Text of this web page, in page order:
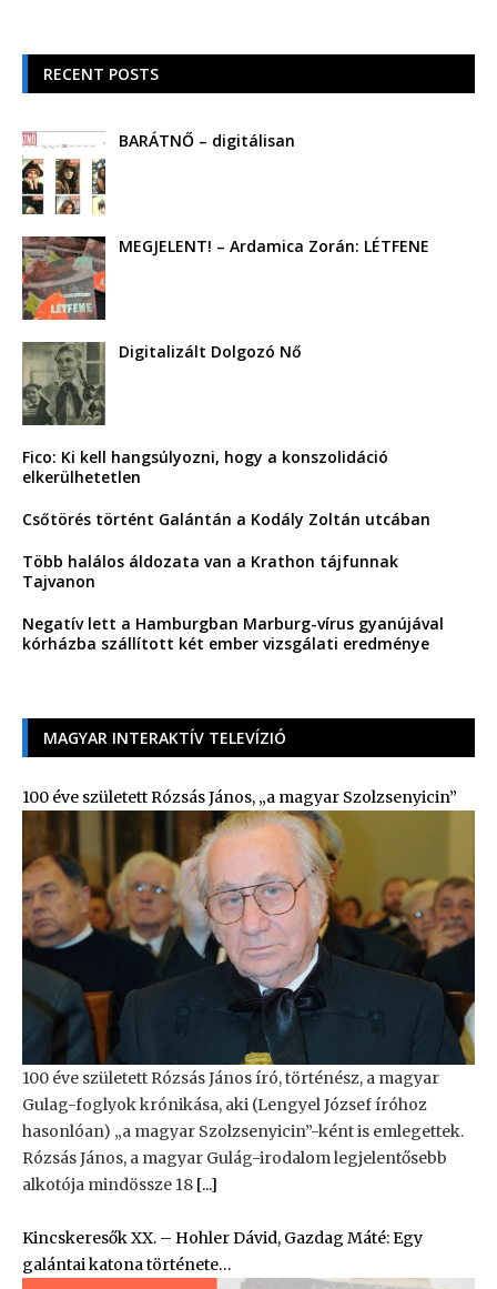
RECENT POSTS
BARÁTNŐ – digitálisan
MEGJELENT! – Ardamica Zorán: LÉTFENE
Digitalizált Dolgozó Nő
Fico: Ki kell hangsúlyozni, hogy a konszolidáció
elkerülhetetlen
Csőtörés történt Galántán a Kodály Zoltán utcában
Több halálos áldozata van a Krathon tájfunnak
Tajvanon
Negatív lett a Hamburgban Marburg-vírus gyanújával
kórházba szállított két ember vizsgálati eredménye
MAGYAR INTERAKTÍV TELEVÍZIÓ
100 éve született Rózsás János, „a magyar Szolzsenyicin”
100 éve született Rózsás János író, történész, a magyar
Gulag-foglyok krónikása, aki (Lengyel József íróhoz
hasonlóan) „a magyar Szolzsenyicin”-ként is emlegettek.
Rózsás János, a magyar Gulág-irodalom legjelentősebb
alkotója mindössze 18 [...]
Kincskeresők XX. – Hohler Dávid, Gazdag Máté: Egy
galántai katona története…